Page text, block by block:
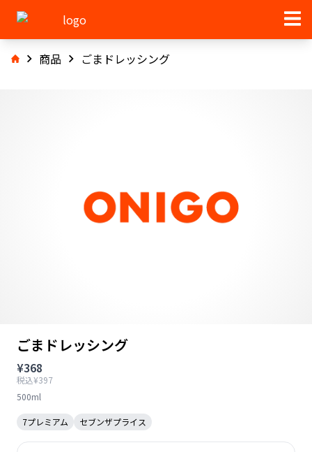
商品 ごまドレッシング
ごまドレッシング
¥368
税込¥397
500ml
7プレミアム セブンザプライス